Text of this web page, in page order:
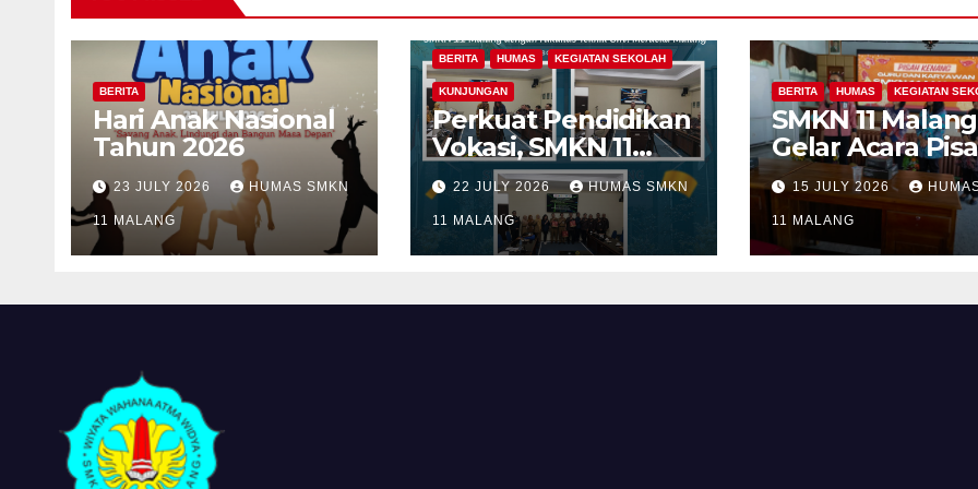
BERITA
Hari Anak Nasional
Tahun 2026
23 JULY 2026 HUMAS SMKN
11 MALANG
BERITA HUMAS KEGIATAN SEKOLAH
KUNJUNGAN
Perkuat Pendidikan
Vokasi, SMKN 11
Malang Gandeng
Fakultas Teknik
Universitas
Merdeka Malang
Kolaboratif
22 JULY 2026 HUMAS SMKN
11 MALANG
BERITA HUMAS KEGIATAN
SMKN 11 Malang
Gelar Acara
Kenang Guru
Tenaga
Kependidikan
Purna Tugas
15 JULY 2026
11 MALANG